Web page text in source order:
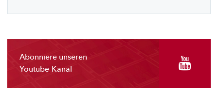
Abonniere unseren
Youtube-Kanal